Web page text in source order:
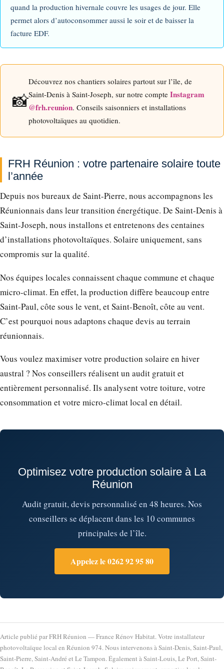
quand la production hivernale couvre les usages de jour. Elle
permet alors d’autoconsommer aussi le soir et de baisser la
facture EDF.
📸
Découvrez nos chantiers solaires partout sur l’île, de
Saint-Denis à Saint-Joseph, sur notre compte Instagram
@frh.reunion. Conseils saisonniers et installations
photovoltaïques au quotidien.
FRH Réunion : votre partenaire solaire toute
l’année
Depuis nos bureaux de Saint-Pierre, nous accompagnons les
Réunionnais dans leur transition énergétique. De Saint-Denis à
Saint-Joseph, nous installons et entretenons des centaines
d’installations photovoltaïques. Solaire uniquement, sans
compromis sur la qualité.
Nos équipes locales connaissent chaque commune et chaque
micro-climat. En effet, la production diffère beaucoup entre
Saint-Paul, côte sous le vent, et Saint-Benoît, côte au vent.
C’est pourquoi nous adaptons chaque devis au terrain
réunionnais.
Vous voulez maximiser votre production solaire en hiver
austral ? Nos conseillers réalisent un audit gratuit et
entièrement personnalisé. Ils analysent votre toiture, votre
consommation et votre micro-climat local en détail.
Optimisez votre production solaire à La
Réunion
Audit gratuit, devis personnalisé en 48 heures. Nos
conseillers se déplacent dans les 10 communes
principales de l’île.
Appelez le 0262 92 95 80
Article publié par FRH Réunion — France Rénov Habitat. Votre installateur
photovoltaïque local en Réunion 974. Nous intervenons à Saint-Denis, Saint-Paul,
Saint-Pierre, Saint-André et Le Tampon. Également à Saint-Louis, Le Port, Saint-